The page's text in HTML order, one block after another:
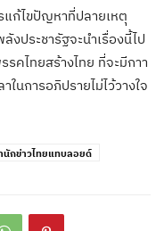
แก้ไขปัญหาที่ปลายเหตุ
ประชารัฐจะนำเรื่องนี้ไป
คไทยสร้างไทย ที่จะมีกาา
นการอภิปรายไม่ไว้วางใจ
นักข่าวไทยแทบลอยด์